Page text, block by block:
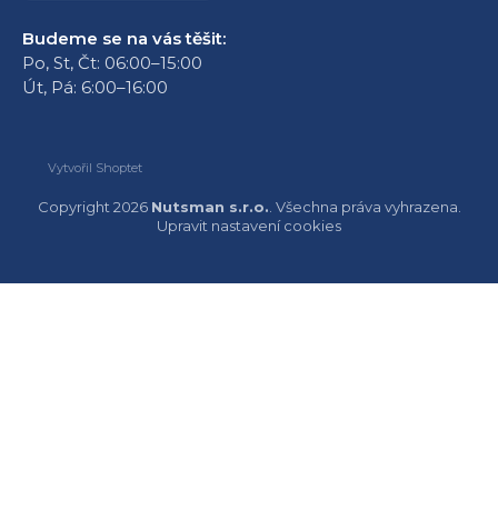
Budeme se na vás těšit:
Po, St, Čt: 06:00–15:00
Út, Pá: 6:00–16:00
Vytvořil Shoptet
Copyright 2026 Nutsman s.r.o.. Všechna práva vyhrazena.
Upravit nastavení cookies